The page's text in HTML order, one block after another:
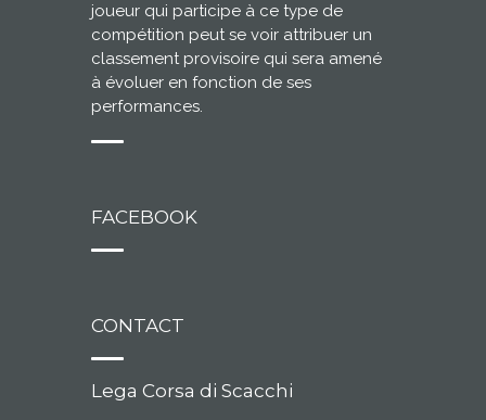
joueur qui participe à ce type de
compétition peut se voir attribuer un
classement provisoire qui sera amené
à évoluer en fonction de ses
performances.
FACEBOOK
CONTACT
Lega Corsa di Scacchi